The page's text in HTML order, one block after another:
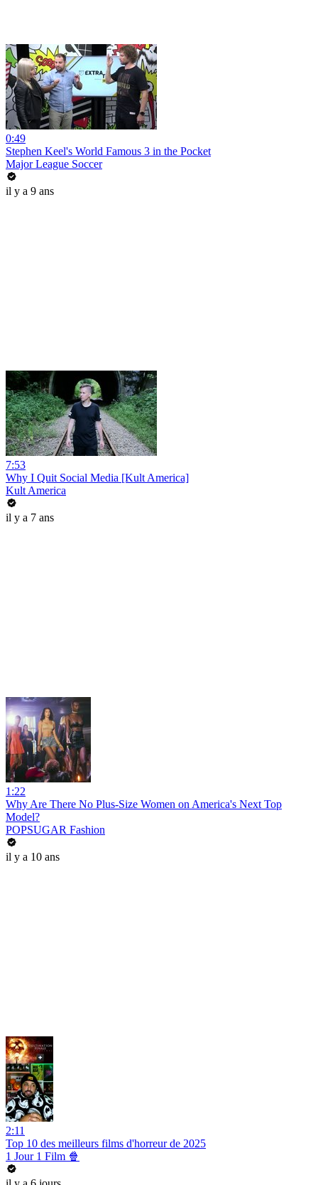
0:49
Stephen Keel's World Famous 3 in the Pocket
Major League Soccer
il y a 9 ans
7:53
Why I Quit Social Media [Kult America]
Kult America
il y a 7 ans
1:22
Why Are There No Plus-Size Women on America's Next Top
Model?
POPSUGAR Fashion
il y a 10 ans
2:11
Top 10 des meilleurs films d'horreur de 2025
1 Jour 1 Film 🍿